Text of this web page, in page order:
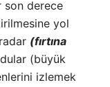
son derece
yol
(fırtına
(büyük
izlemek